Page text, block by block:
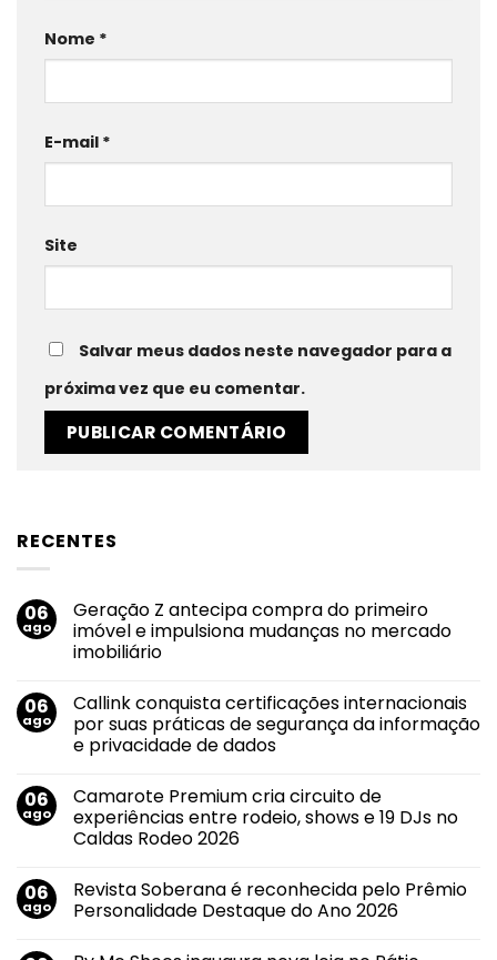
Nome *
E-mail *
Site
Salvar meus dados neste navegador para a
próxima vez que eu comentar.
RECENTES
06
ago
Geração Z antecipa compra do primeiro
imóvel e impulsiona mudanças no mercado
imobiliário
em
Geração
Z
antecipa
compra
primeiro
imóvel
e
impulsiona
mudanças
imobiliário
06
ago
Callink conquista certificações internacionais
por suas práticas de segurança da informação
e privacidade de dados
em
Callink
conquista
certificações
suas
práticas
de
informação
06
ago
Camarote Premium cria circuito de
experiências entre rodeio, shows e 19 DJs no
Caldas Rodeo 2026
em
Camarote
Premium
06
ago
Revista Soberana é reconhecida pelo Prêmio
Personalidade Destaque do Ano 2026